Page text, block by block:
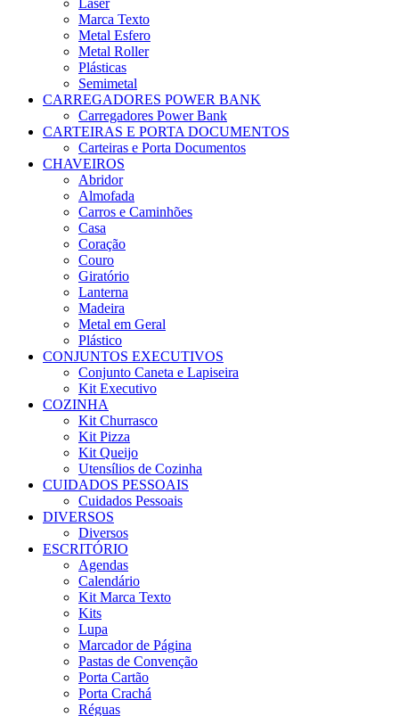
Laser
Marca Texto
Metal Esfero
Metal Roller
Plásticas
Semimetal
CARREGADORES POWER BANK
Carregadores Power Bank
CARTEIRAS E PORTA DOCUMENTOS
Carteiras e Porta Documentos
CHAVEIROS
Abridor
Almofada
Carros e Caminhões
Casa
Coração
Couro
Giratório
Lanterna
Madeira
Metal em Geral
Plástico
CONJUNTOS EXECUTIVOS
Conjunto Caneta e Lapiseira
Kit Executivo
COZINHA
Kit Churrasco
Kit Pizza
Kit Queijo
Utensílios de Cozinha
CUIDADOS PESSOAIS
Cuidados Pessoais
DIVERSOS
Diversos
ESCRITÓRIO
Agendas
Calendário
Kit Marca Texto
Kits
Lupa
Marcador de Página
Pastas de Convenção
Porta Cartão
Porta Crachá
Réguas